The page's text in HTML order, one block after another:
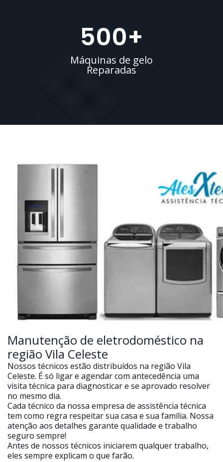
500+
Máquinas de gelo
Reparadas
Manutenção de eletrodoméstico na
região Vila Celeste
Nossos técnicos estão distribuídos na região Vila
Celeste. É só ligar e agendar com antecedência uma
visita técnica para diagnosticar e se aprovado resolver
no mesmo dia.
Cada técnico da nossa empresa de assistência técnica
tem como regra respeitar sua casa e sua família. Nossa
atenção aos detalhes garante qualidade e trabalho
seguro sempre!
Antes de nossos técnicos iniciarem qualquer trabalho,
eles sempre explicam o que farão.